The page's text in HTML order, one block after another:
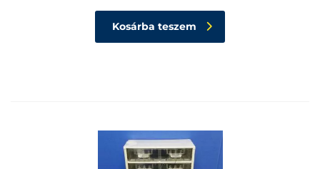
Kosárba teszem